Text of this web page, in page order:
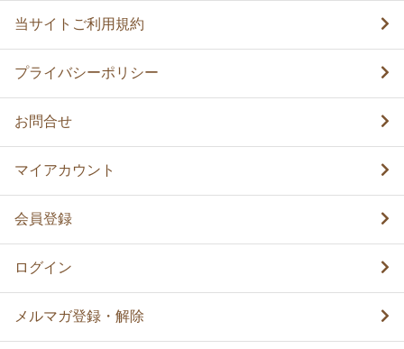
当サイトご利用規約
プライバシーポリシー
お問合せ
マイアカウント
会員登録
ログイン
メルマガ登録・解除